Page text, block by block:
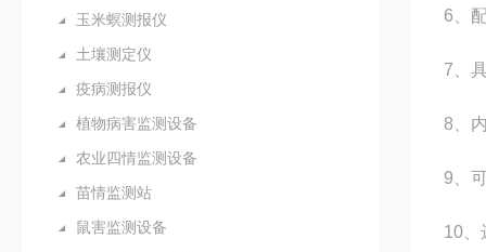
玉米螟测报仪
土壤测定仪
疫病测报仪
植物病害监测设备
农业四情监测设备
苗情监测站
鼠害监测设备
6、
7、
8、
9、
10、